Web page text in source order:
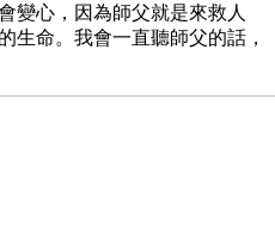
變心，因為師父就是來救人
生命。我會一直聽師父的話，